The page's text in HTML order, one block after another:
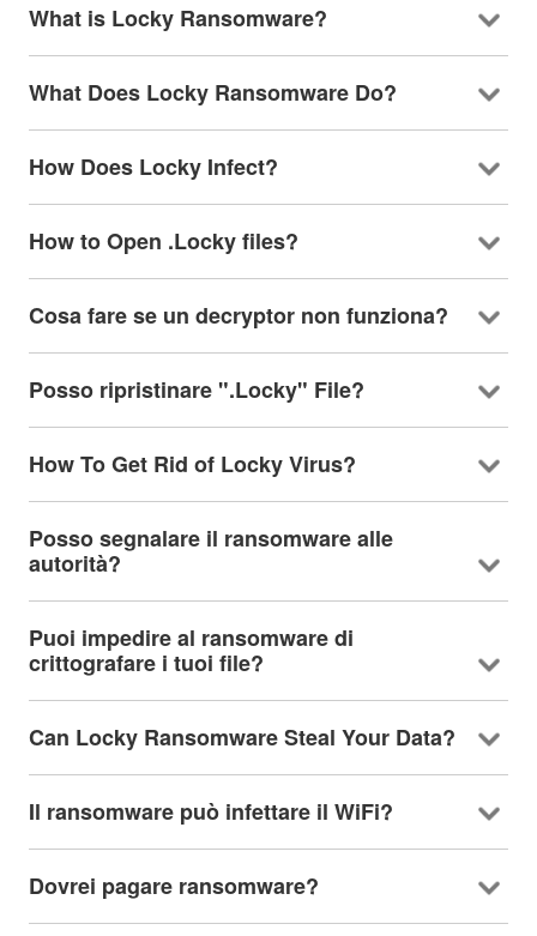
What is Locky Ransomware?
What Does Locky Ransomware Do?
How Does Locky Infect?
How to Open .Locky files?
Cosa fare se un decryptor non funziona?
Posso ripristinare ".Locky" File?
How To Get Rid of Locky Virus?
Posso segnalare il ransomware alle
autorità?
Puoi impedire al ransomware di
crittografare i tuoi file?
Can Locky Ransomware Steal Your Data?
Il ransomware può infettare il WiFi?
Dovrei pagare ransomware?